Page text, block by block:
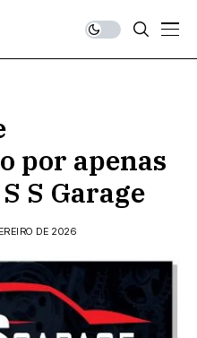
por apenas
S Garage
DE 2026